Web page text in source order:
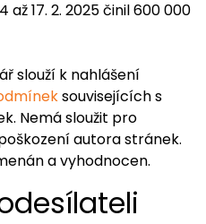
až 17. 2. 2025 činil 600 000
slouží k nahlášení
souvisejících s
Nemá sloužit pro
autora stránek.
a vyhodnocen.